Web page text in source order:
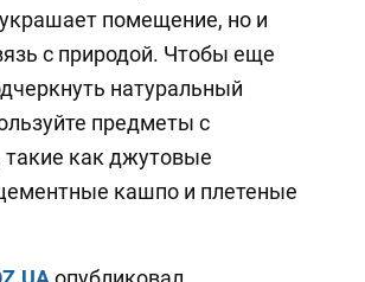
помещение, но и
с природой. Чтобы еще
натуральный
предметы с
такие как джутовые
кашпо и плетеные